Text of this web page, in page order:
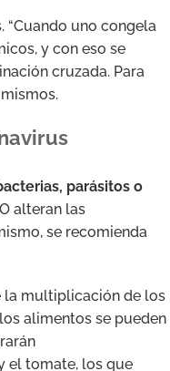
“Cuando uno congela
y con eso se
cruzada. Para
parásitos o
alteran las
se recomienda
la multiplicación de los
alimentos se pueden
el tomate, los que